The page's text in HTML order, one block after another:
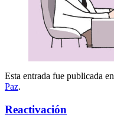
Esta entrada fue publicada en
Paz.
Reactivación